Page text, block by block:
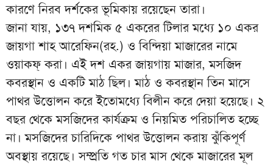
কারণে নিরব দর্শকের ভূমিকায় রয়েছেন তারা।
জানা যায়, ১৩৭ দশমিক ৫ একরের টিলার মধ্যে ১০ একর
জায়গা শাহ আরেফিন(রহ.) ও বিন্দিয়া মাজারের নামে
ওয়াকফ্ করা। এই দশ একর জায়গায় মাজার, মসজিদ
কবরস্থান ও একটি মাঠ ছিল। মাঠ ও কবরস্থান তিন মাসে
পাথর উত্তোলন করে ইতোমধ্যে বিলীন করে দেয়া হয়েছে। ২
বছর থেকে মসজিদের কার্যক্রম ও নিয়মিত পরিচালিত হচ্ছে
না। মসজিদের চারিদিকে পাথর উত্তোলন করায় ঝুঁকিপূর্ণ
অবস্থায় রয়েছে। সম্প্রতি গত চার মাস থেকে মাজারের মূল